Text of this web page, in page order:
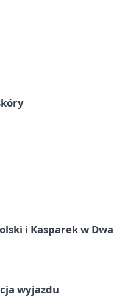
i Kasparek w Dwa
wyjazdu